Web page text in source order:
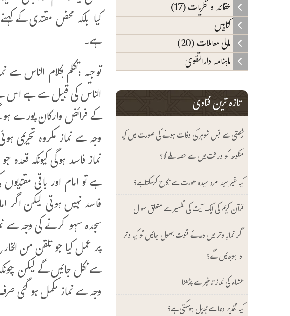
کیا بلکہ محض مقتدی
ہے۔
توجیہ :تکلم بکلام الناس
الناس کی قبیل سے ہے اس لیے
کے فرائض وارکان پورے
وجہ سے نماز مکروہ تحریمی
نماز فاسد ہوگی کیونکہ
ہے تو امام اور باقی
فاسد نہیں ہوتی لیکن اگر
سجدہ سہو کرنے کی وجہ سے
پر عمل کیا جو تلقن من
سے نکل جائیں گے لیکن
وجہ سے نماز مکمل ہو گئی
عقائد و نظریات (17)
کتابیں
مالی معاملات (20)
ماہنامہ دارالتقوی
تازہ ترین فتاوی
رخصتی سے قبل شوہر کی وفات ہونے کی صورت میں کیا
منکوحہ کو وراثت میں سے حصہ ملے گا؟
کیا غیر سید مرد سیدہ عورت سے نکاح کرسکتا ہے؟
قرآن کریم کی ایک آیت کی تفسیر سے متعلق سوال
اگر نمازِ وتر میں دعائے قنوت بھول جائیں تو کیا وتر
ادا ہوجائیں گے؟
عشاء کی نماز تاخیر سے پڑھنا
کیا تقدیر دعا سے تبدیل ہوسکتی ہے؟